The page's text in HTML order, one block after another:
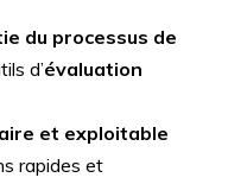
du processus de
d’évaluation
et exploitable
rapides et